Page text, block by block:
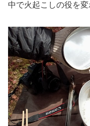
中で火起こしの役を変